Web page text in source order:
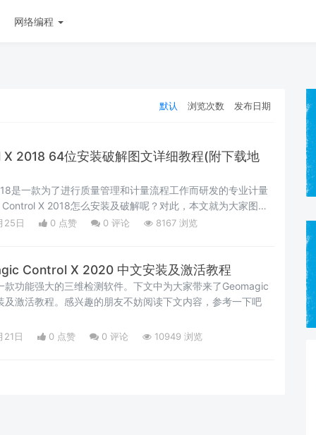
网络编程
默认 浏览次数 发布日期
2018 64位安装破解图文详细教程(附下载地
是一款为了进行质量管理和计量流程工作而研发的专业计量
X 2018怎么安装及破解呢？对此，本文就为大家图文
X 2018安装破解步骤
25日 0 点赞 0 评论 8167 浏览
Control X 2020 中文安装及激活教程
功能强大的三维检测软件。下文中为大家带来了Geomagic
激活教程。感兴趣的朋友不妨阅读下文内容，参考一下吧
21日 0 点赞 0 评论 10949 浏览